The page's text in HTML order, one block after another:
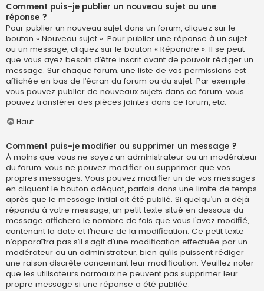
Comment puis-je publier un nouveau sujet ou une
réponse ?
Pour publier un nouveau sujet dans un forum, cliquez sur le
bouton « Nouveau sujet ». Pour publier une réponse à un sujet
ou un message, cliquez sur le bouton « Répondre ». Il se peut
que vous ayez besoin d’être inscrit avant de pouvoir rédiger un
message. Sur chaque forum, une liste de vos permissions est
affichée en bas de l’écran du forum ou du sujet. Par exemple :
vous pouvez publier de nouveaux sujets dans ce forum, vous
pouvez transférer des pièces jointes dans ce forum, etc.
Haut
Comment puis-je modifier ou supprimer un message ?
À moins que vous ne soyez un administrateur ou un modérateur
du forum, vous ne pouvez modifier ou supprimer que vos
propres messages. Vous pouvez modifier un de vos messages
en cliquant le bouton adéquat, parfois dans une limite de temps
après que le message initial ait été publié. Si quelqu’un a déjà
répondu à votre message, un petit texte situé en dessous du
message affichera le nombre de fois que vous l’avez modifié,
contenant la date et l’heure de la modification. Ce petit texte
n’apparaîtra pas s’il s’agit d’une modification effectuée par un
modérateur ou un administrateur, bien qu’ils puissent rédiger
une raison discrète concernant leur modification. Veuillez noter
que les utilisateurs normaux ne peuvent pas supprimer leur
propre message si une réponse a été publiée.